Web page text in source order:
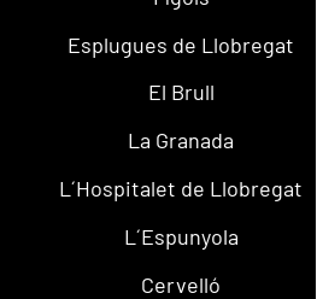
Esplugues de Llobregat
El Brull
La Granada
L´Hospitalet de Llobregat
L´Espunyola
Cervelló